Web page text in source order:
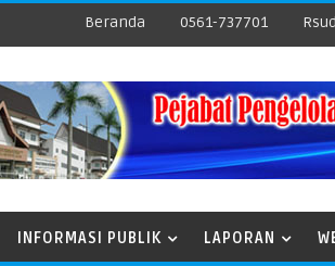
Beranda 0561-737701
INFORMASI PUBLIK LAPORAN